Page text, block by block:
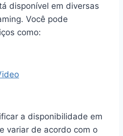
disponível em diversas
Você pode
como:
a disponibilidade em
variar de acordo com o